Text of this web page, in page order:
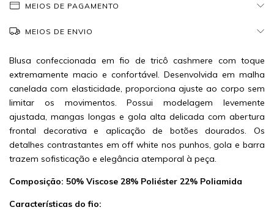
MEIOS DE PAGAMENTO
MEIOS DE ENVIO
Blusa confeccionada em fio de tricô cashmere com toque
extremamente macio e confortável. Desenvolvida em malha
canelada com elasticidade, proporciona ajuste ao corpo sem
limitar os movimentos. Possui modelagem levemente
ajustada, mangas longas e gola alta delicada com abertura
frontal decorativa e aplicação de botões dourados. Os
detalhes contrastantes em off white nos punhos, gola e barra
trazem sofisticação e elegância atemporal à peça.
Composição: 50% Viscose 28% Poliéster 22% Poliamida
Características do fio: